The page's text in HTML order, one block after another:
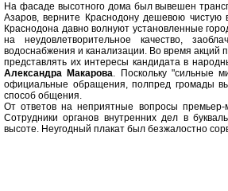
На фасаде высотного дома был вывешен
Азаров, верните Краснодону дешевою чистую
Краснодона давно волнуют установленные
на неудовлетворительное качество,
водоснабжения и канализации. Во время акций
представлять их интересы кандидата в
Александра Макарова. Поскольку "сильные
официальные обращения, полпред громады
способ общения.
От ответов на неприятные вопросы премьер-
Сотрудники органов внутренних дел в
высоте. Неугодный плакат был безжалостно